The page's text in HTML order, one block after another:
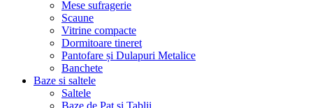
Mese sufragerie
Scaune
Vitrine compacte
Dormitoare tineret
Pantofare și Dulapuri Metalice
Banchete
Baze si saltele
Saltele